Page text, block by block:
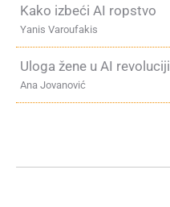
Kako izbeći AI ropstvo
Yanis Varoufakis
Uloga žene u AI revoluciji
Ana Jovanović